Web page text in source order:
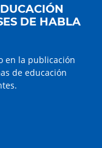
DE HABLA
en la publicación
de educación